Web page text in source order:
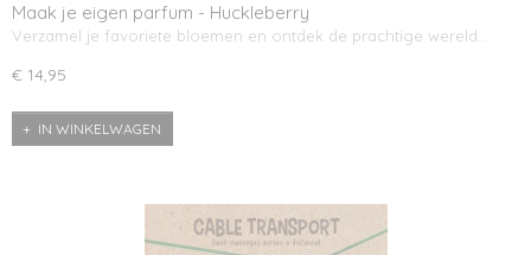
Maak je eigen parfum - Huckleberry
Verzamel je favoriete bloemen en ontdek de prachtige wereld…
€ 14,95
IN WINKELWAGEN